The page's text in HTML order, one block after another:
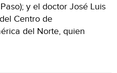
y el doctor José Luis
Centro de
del Norte, quien